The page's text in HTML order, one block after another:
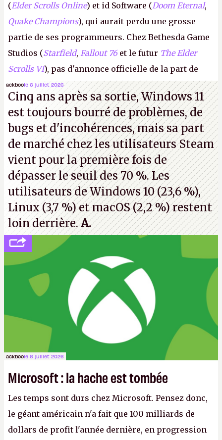
(Elder Scrolls Online) et id Software (Doom Eternal,
Quake Champions), qui aurait perdu une grosse
partie de ses programmeurs. Chez Bethesda Game
Studios (Starfield, Fallout 76 et le futur The Elder
Scrolls VI), pas d'annonce officielle de la part de
Microsoft, mais le syndicat des employés confirme
de nombreux licenciements.A.
ackboole 6 juillet 2026
Cinq ans après sa sortie, Windows 11
est toujours bourré de problèmes, de
bugs et d'incohérences, mais sa part
de marché chez les utilisateurs Steam
vient pour la première fois de
dépasser le seuil des 70 %. Les
utilisateurs de Windows 10 (23,6 %),
Linux (3,7 %) et macOS (2,2 %) restent
loin derrière.A.
ackboole 6 juillet 2026
Microsoft : la hache est tombée
Les temps sont durs chez Microsoft. Pensez donc,
le géant américain n'a fait que 100 milliards de
dollars de profit l'année dernière, en progression